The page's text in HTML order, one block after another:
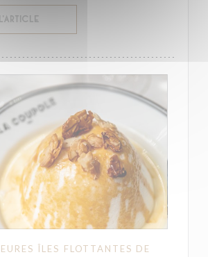
((OUVRE UNE NOUVELLE FENÊTRE))
ÎLES FLOTTANTES DE